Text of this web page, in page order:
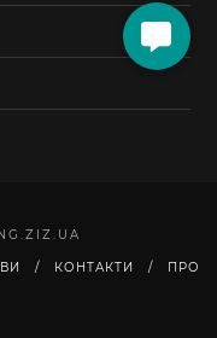
КОНТАКТИ
ПРО